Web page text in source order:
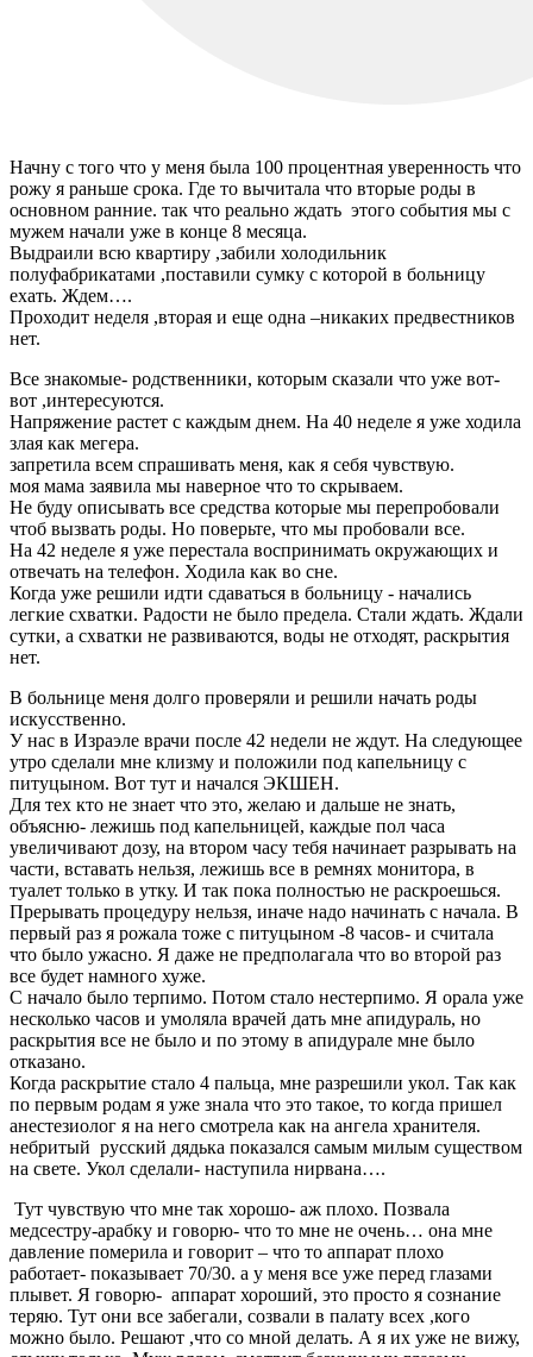
Начну с того что у меня была 100 процентная уверенность что
рожу я раньше срока. Где то вычитала что вторые роды в
основном ранние. так что реально ждать этого события мы с
мужем начали уже в конце 8 месяца.
Выдраили всю квартиру ,забили холодильник
полуфабрикатами ,поставили сумку с которой в больницу
ехать. Ждем….
Проходит неделя ,вторая и еще одна –никаких предвестников
нет.
Все знакомые- родственники, которым сказали что уже вот-
вот ,интересуются.
Напряжение растет с каждым днем. На 40 неделе я уже ходила
злая как мегера.
запретила всем спрашивать меня, как я себя чувствую.
моя мама заявила мы наверное что то скрываем.
Не буду описывать все средства которые мы перепробовали
чтоб вызвать роды. Но поверьте, что мы пробовали все.
На 42 неделе я уже перестала воспринимать окружающих и
отвечать на телефон. Ходила как во сне.
Когда уже решили идти сдаваться в больницу - начались
легкие схватки. Радости не было предела. Стали ждать. Ждали
сутки, а схватки не развиваются, воды не отходят, раскрытия
нет.
В больнице меня долго проверяли и решили начать роды
искусственно.
У нас в Израэле врачи после 42 недели не ждут. На следующее
утро сделали мне клизму и положили под капельницу с
питуцыном. Вот тут и начался ЭКШЕН.
Для тех кто не знает что это, желаю и дальше не знать,
объясню- лежишь под капельницей, каждые пол часа
увеличивают дозу, на втором часу тебя начинает разрывать на
части, вставать нельзя, лежишь все в ремнях монитора, в
туалет только в утку. И так пока полностью не раскроешься.
Прерывать процедуру нельзя, иначе надо начинать с начала. В
первый раз я рожала тоже с питуцыном -8 часов- и считала
что было ужасно. Я даже не предполагала что во второй раз
все будет намного хуже.
С начало было терпимо. Потом стало нестерпимо. Я орала уже
несколько часов и умоляла врачей дать мне апидураль, но
раскрытия все не было и по этому в апидурале мне было
отказано.
Когда раскрытие стало 4 пальца, мне разрешили укол. Так как
по первым родам я уже знала что это такое, то когда пришел
анестезиолог я на него смотрела как на ангела хранителя.
небритый русский дядька показался самым милым существом
на свете. Укол сделали- наступила нирвана….
Тут чувствую что мне так хорошо- аж плохо. Позвала
медсестру-арабку и говорю- что то мне не очень… она мне
давление померила и говорит – что то аппарат плохо
работает- показывает 70/30. а у меня все уже перед глазами
плывет. Я говорю- аппарат хороший, это просто я сознание
теряю. Тут они все забегали, созвали в палату всех ,кого
можно было. Решают ,что со мной делать. А я их уже не вижу,